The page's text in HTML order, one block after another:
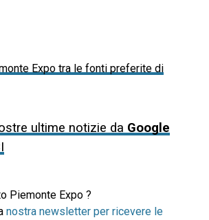
Expo tra le fonti preferite di
ultime notizie da Google
Piemonte Expo ?
nostra newsletter per ricevere le